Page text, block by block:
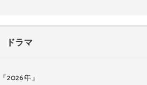
ドラマ
『2026年』